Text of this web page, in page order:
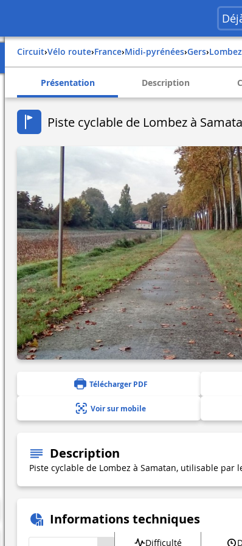
Circuit› Vélo route› france› midi-pyrénées› gers› lombez
Présentation Description
Piste cyclable de Lombez à
Télécharger PDF
Voir sur mobile
Description
Piste cyclable de Lombez à Samatan, utilisable par
Informations techniques
Difficulté